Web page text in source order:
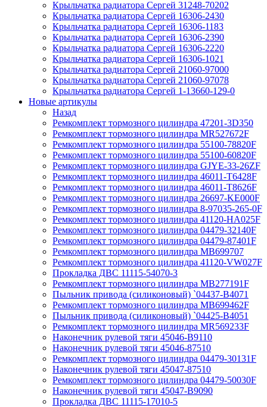
Крыльчатка радиатора Сергей 31248-70202
Крыльчатка радиатора Сергей 16306-2430
Крыльчатка радиатора Сергей 16306-1183
Крыльчатка радиатора Сергей 16306-2390
Крыльчатка радиатора Сергей 16306-2220
Крыльчатка радиатора Сергей 16306-1021
Крыльчатка радиатора Сергей 21060-97000
Крыльчатка радиатора Сергей 21060-97078
Крыльчатка радиатора Сергей 1-13660-129-0
Новые артикулы
Назад
Ремкомплект тормозного цилиндра 47201-3D350
Ремкомплект тормозного цилиндра MR527672F
Ремкомплект тормозного цилиндра 55100-78820F
Ремкомплект тормозного цилиндра 55100-60820F
Ремкомплект тормозного цилиндра GJYE-33-26ZF
Ремкомплект тормозного цилиндра 46011-T6428F
Ремкомплект тормозного цилиндра 46011-T8626F
Ремкомплект тормозного цилиндра 26697-KE000F
Ремкомплект тормозного цилиндра 8-97035-265-0F
Ремкомплект тормозного цилиндра 41120-HA025F
Ремкомплект тормозного цилиндра 04479-32140F
Ремкомплект тормозного цилиндра 04479-87401F
Ремкомплект тормозного цилиндра MB699707
Ремкомплект тормозного цилиндра 41120-VW027F
Прокладка ДВС 11115-54070-3
Ремкомплект тормозного цилиндра MB277191F
Пыльник привода (силиконовый) `04437-B4071
Ремкомплект тормозного цилиндра MB699462F
Пыльник привода (силиконовый) `04425-B4051
Ремкомплект тормозного цилиндра MR569233F
Наконечник рулевой тяги 45046-B9110
Наконечник рулевой тяги 45046-87510
Ремкомплект тормозного цилиндра 04479-30131F
Наконечник рулевой тяги 45047-87510
Ремкомплект тормозного цилиндра 04479-50030F
Наконечник рулевой тяги 45047-B9090
Прокладка ДВС 11115-17010-5